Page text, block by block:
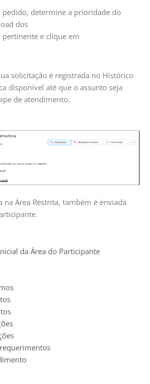
pedido, determine a prioridade do
dos
e clique em
solicitação é registrada no Histórico
disponível até que o assunto seja
de atendimento.
na Área Restrita, também é enviada
da Área do Participante